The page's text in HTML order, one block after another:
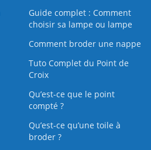
Guide complet : Comment
choisir sa lampe ou lampe
Comment broder une nappe
Tuto Complet du Point de
Croix
Qu’est-ce que le point
compté ?
Qu’est‑ce qu’une toile à
broder ?